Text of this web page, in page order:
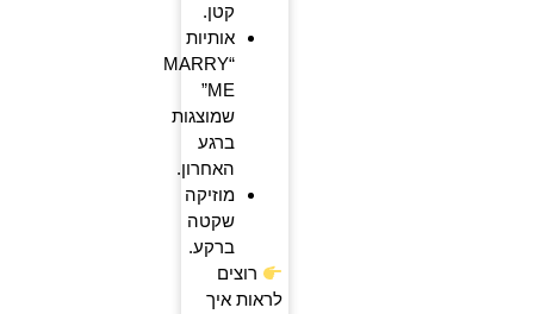
קטן.
אותיות
“MARRY
ME”
שמוצגות
ברגע
האחרון.
מוזיקה
שקטה
ברקע.
רוצים
לראות איך